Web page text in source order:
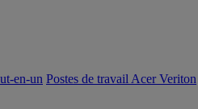
en-un Postes de travail Acer Veriton